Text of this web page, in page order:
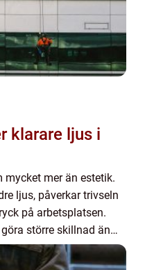
klarare ljus i
mer än estetik.
ljus, påverkar trivseln
på arbetsplatsen.
större skillnad än
...